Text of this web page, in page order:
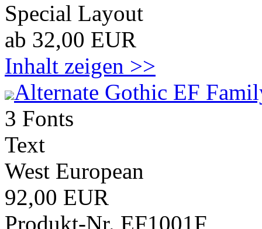
Special Layout
ab 32,00 EUR
Inhalt zeigen >>
Alternate Gothic EF
3 Fonts
Text
West European
92,00 EUR
Produkt-Nr. EF1001F